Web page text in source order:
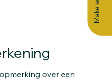
over een